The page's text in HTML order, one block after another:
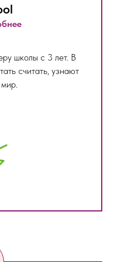
школы с 3 лет. В
считать, узнают